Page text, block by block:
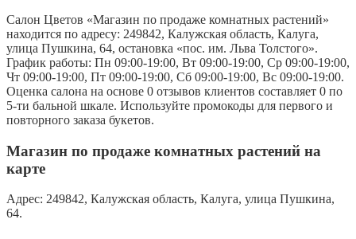
Салон Цветов «Магазин по продаже комнатных растений»
находится по адресу: 249842, Калужская область, Калуга,
улица Пушкина, 64, остановка «пос. им. Льва Толстого».
График работы: Пн 09:00-19:00, Вт 09:00-19:00, Ср 09:00-19:00,
Чт 09:00-19:00, Пт 09:00-19:00, Сб 09:00-19:00, Вс 09:00-19:00.
Оценка салона на основе 0 отзывов клиентов составляет 0 по
5-ти бальной шкале. Используйте промокоды для первого и
повторного заказа букетов.
Магазин по продаже комнатных растений на
карте
Адрес: 249842, Калужская область, Калуга, улица Пушкина,
64.